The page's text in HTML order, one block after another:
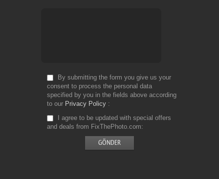
By submitting the form you give us your
consent to process the personal data
specified by you in the fields above according
to our Privacy Policy
I agree to be updated with special offers
and deals from FixThePhoto.com